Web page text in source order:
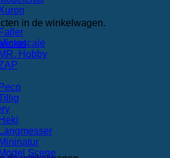
in de winkelwagen.
Faller
MR. Hobby
Peco
Heki
Langmesser
Mininatur
Scene